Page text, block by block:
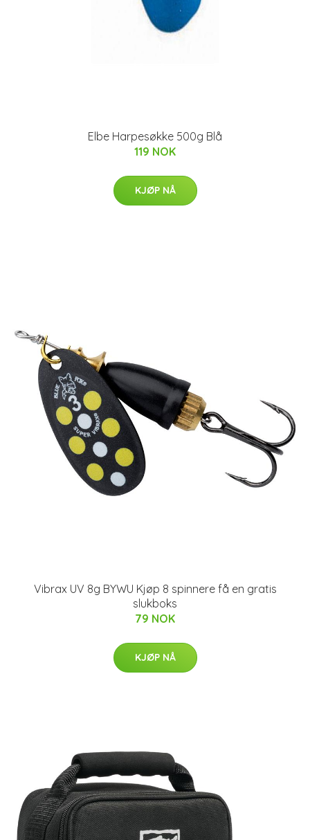
Elbe Harpesøkke 500g Blå
119 NOK
KJØP NÅ
Vibrax UV 8g BYWU Kjøp 8 spinnere få en gratis
slukboks
79 NOK
KJØP NÅ